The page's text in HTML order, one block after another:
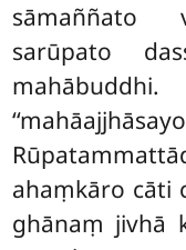
sarūpato
ahaṃkāro cāti
ghānaṃ jivhā